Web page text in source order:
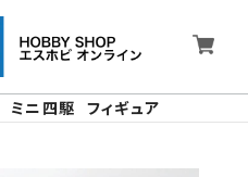
ミニ四駆 フィギュア